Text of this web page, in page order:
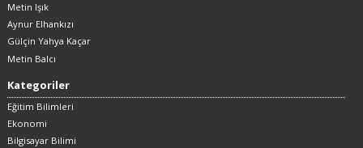
Metin Işık
Aynur Elhankızı
Gülçin Yahya Kaçar
Metin Balcı
Kategoriler
Eğitim Bilimleri
Ekonomi
Bilgisayar Bilimi